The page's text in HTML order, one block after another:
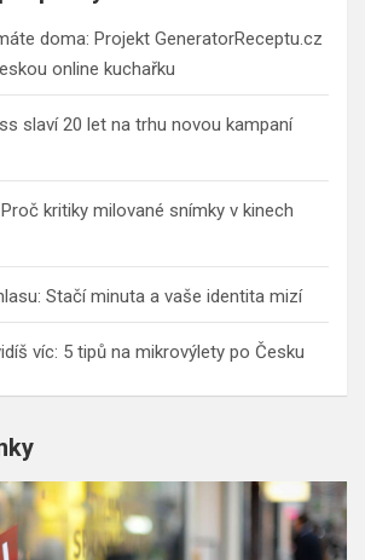
doma: Projekt GeneratorReceptu.cz
online kuchařku
slaví 20 let na trhu novou kampaní
kritiky milované snímky v kinech
Stačí minuta a vaše identita mizí
víc: 5 tipů na mikrovýlety po Česku